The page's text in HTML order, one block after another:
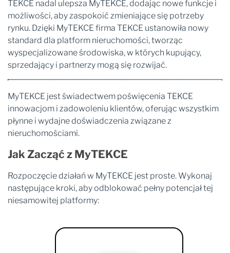
TEKCE nadal ulepsza MyTEKCE, dodając nowe funkcje i
możliwości, aby zaspokoić zmieniające się potrzeby
rynku. Dzięki MyTEKCE firma TEKCE ustanowiła nowy
standard dla platform nieruchomości, tworząc
wyspecjalizowane środowiska, w których kupujący,
sprzedający i partnerzy mogą się rozwijać.
MyTEKCE jest świadectwem poświęcenia TEKCE
innowacjom i zadowoleniu klientów, oferując wszystkim
płynne i wydajne doświadczenia związane z
nieruchomościami.
Jak Zacząć z MyTEKCE
Rozpoczęcie działań w MyTEKCE jest proste. Wykonaj
następujące kroki, aby odblokować pełny potencjał tej
niesamowitej platformy: